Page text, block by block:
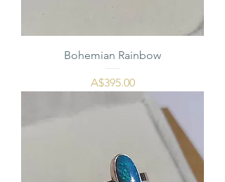
Bohemian Rainbow
価格
A$395.00